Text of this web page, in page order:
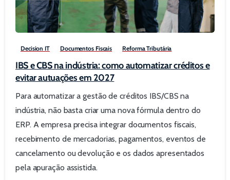
0
Decision IT Documentos Fiscais Reforma Tributária
IBS e CBS na indústria: como automatizar créditos e
evitar autuações em 2027
Para automatizar a gestão de créditos IBS/CBS na
indústria, não basta criar uma nova fórmula dentro do
ERP. A empresa precisa integrar documentos fiscais,
recebimento de mercadorias, pagamentos, eventos de
cancelamento ou devolução e os dados apresentados
pela apuração assistida.